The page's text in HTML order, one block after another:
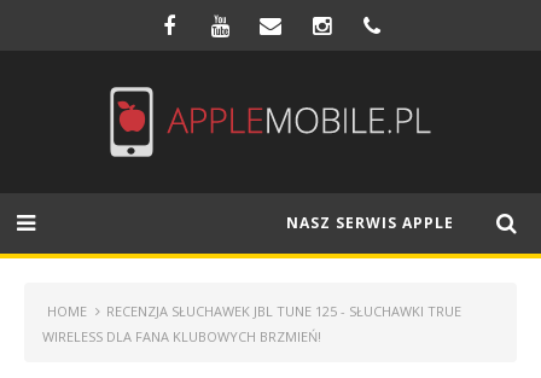
NASZ SERWIS APPLE
HOME
RECENZJA SŁUCHAWEK JBL TUNE 125 - SŁUCHAWKI TRUE
WIRELESS DLA FANA KLUBOWYCH BRZMIEŃ!